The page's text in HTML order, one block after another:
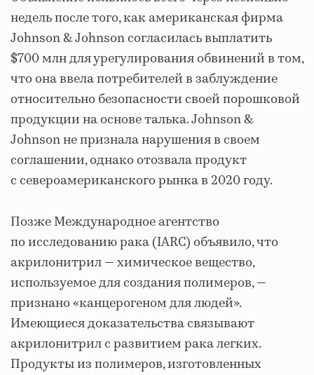
недель после того, как американская фирма
Johnson & Johnson согласилась выплатить
$700 млн для урегулирования обвинений в том,
что она ввела потребителей в заблуждение
относительно безопасности своей порошковой
продукции на основе талька. Johnson &
Johnson не признала нарушения в своем
соглашении, однако отозвала продукт
с североамериканского рынка в 2020 году.
Позже Международное агентство
по исследованию рака (IARC) объявило, что
акрилонитрил — химическое вещество,
используемое для создания полимеров, —
признано «канцерогеном для людей».
Имеющиеся доказательства связывают
акрилонитрил с развитием рака легких.
Продукты из полимеров, изготовленных